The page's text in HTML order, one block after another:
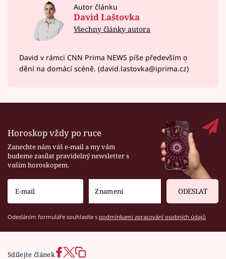
Autor článku
David Laštovka
Všechny články autora
David v rámci CNN Prima NEWS píše především o
dění na domácí scéně. (david.lastovka@iprima.cz)
Horoskop vždy po ruce
Zanechte nám váš e-mail a my vám
budeme zasílat pravidelný newsletter s
vaším horoskopem.
ODESLAT
Odesláním formuláře souhlasíte s podmínkami zpracování osobních údajů
Sdílejte článek